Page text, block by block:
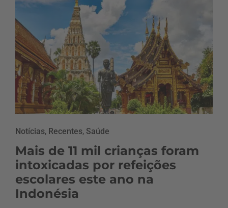
Notícias, Recentes, Saúde
Mais de 11 mil crianças foram
intoxicadas por refeições
escolares este ano na
Indonésia